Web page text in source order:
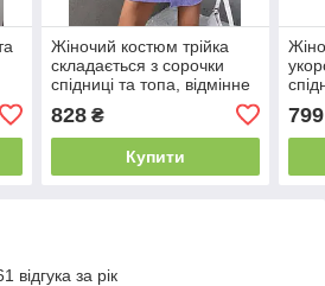
Жіночий костюм трійка
складається з сорочки
спідниці та топа, відмінне
828₴
Купити
799
відгука за рік